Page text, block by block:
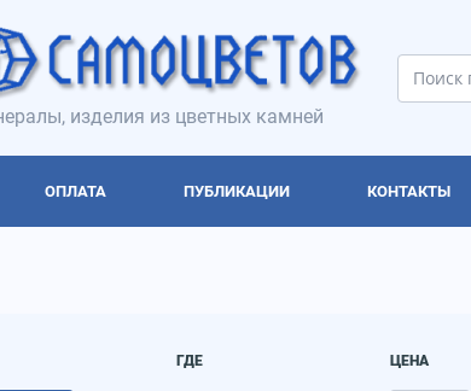
изделия из цветных камней
ОПЛАТА ПУБЛИКАЦИИ КОНТАКТЫ
ГДЕ ЦЕНА